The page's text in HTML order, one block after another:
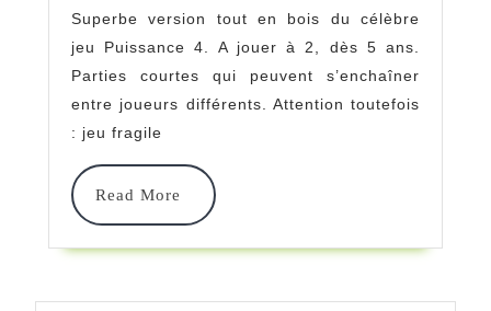
Géant
Superbe version tout en bois du célèbre
jeu Puissance 4. A jouer à 2, dès 5 ans.
Parties courtes qui peuvent s’enchaîner
entre joueurs différents. Attention toutefois
: jeu fragile
Read More
Read
More